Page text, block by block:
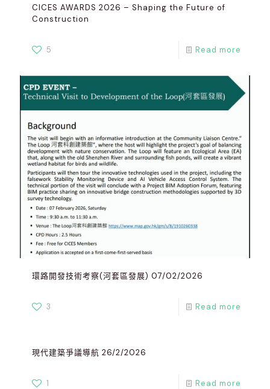
CICES AWARDS 2026 – Shaping the Future of
Construction
5 Read more
環路開發技術考察(河套區發展) 07/02/2026
3 Read more
現代建築爭議導航 26/2/2026
1 Read more